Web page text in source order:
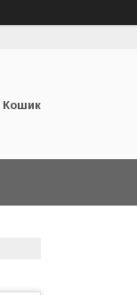
Кошик